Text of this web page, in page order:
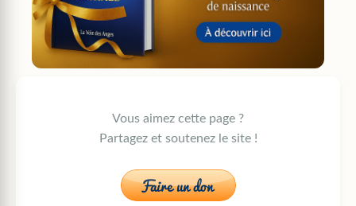
Vous aimez cette page ?
Partagez et soutenez le site !